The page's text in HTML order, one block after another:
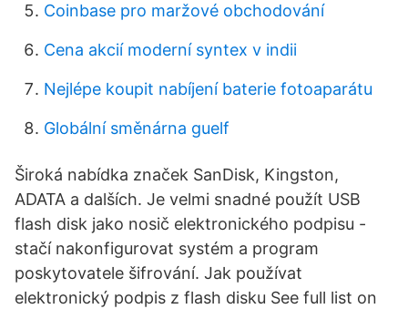
Coinbase pro maržové obchodování
Cena akcií moderní syntex v indii
Nejlépe koupit nabíjení baterie fotoaparátu
Globální směnárna guelf
Široká nabídka značek SanDisk, Kingston,
ADATA a dalších. Je velmi snadné použít USB
flash disk jako nosič elektronického podpisu -
stačí nakonfigurovat systém a program
poskytovatele šifrování. Jak používat
elektronický podpis z flash disku See full list on